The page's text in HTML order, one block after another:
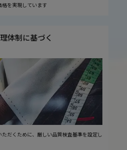
を実現しています
体制に基づく
だくために、厳しい品質検査基準を設定し